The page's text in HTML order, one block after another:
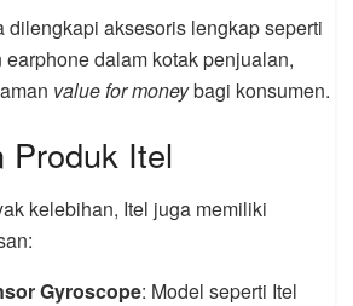
dilengkapi aksesoris lengkap seperti
dalam kotak penjualan,
value for moneybagi konsumen.
Produk Itel
kelebihan, Itel juga memiliki
Gyroscope: Model seperti Itel